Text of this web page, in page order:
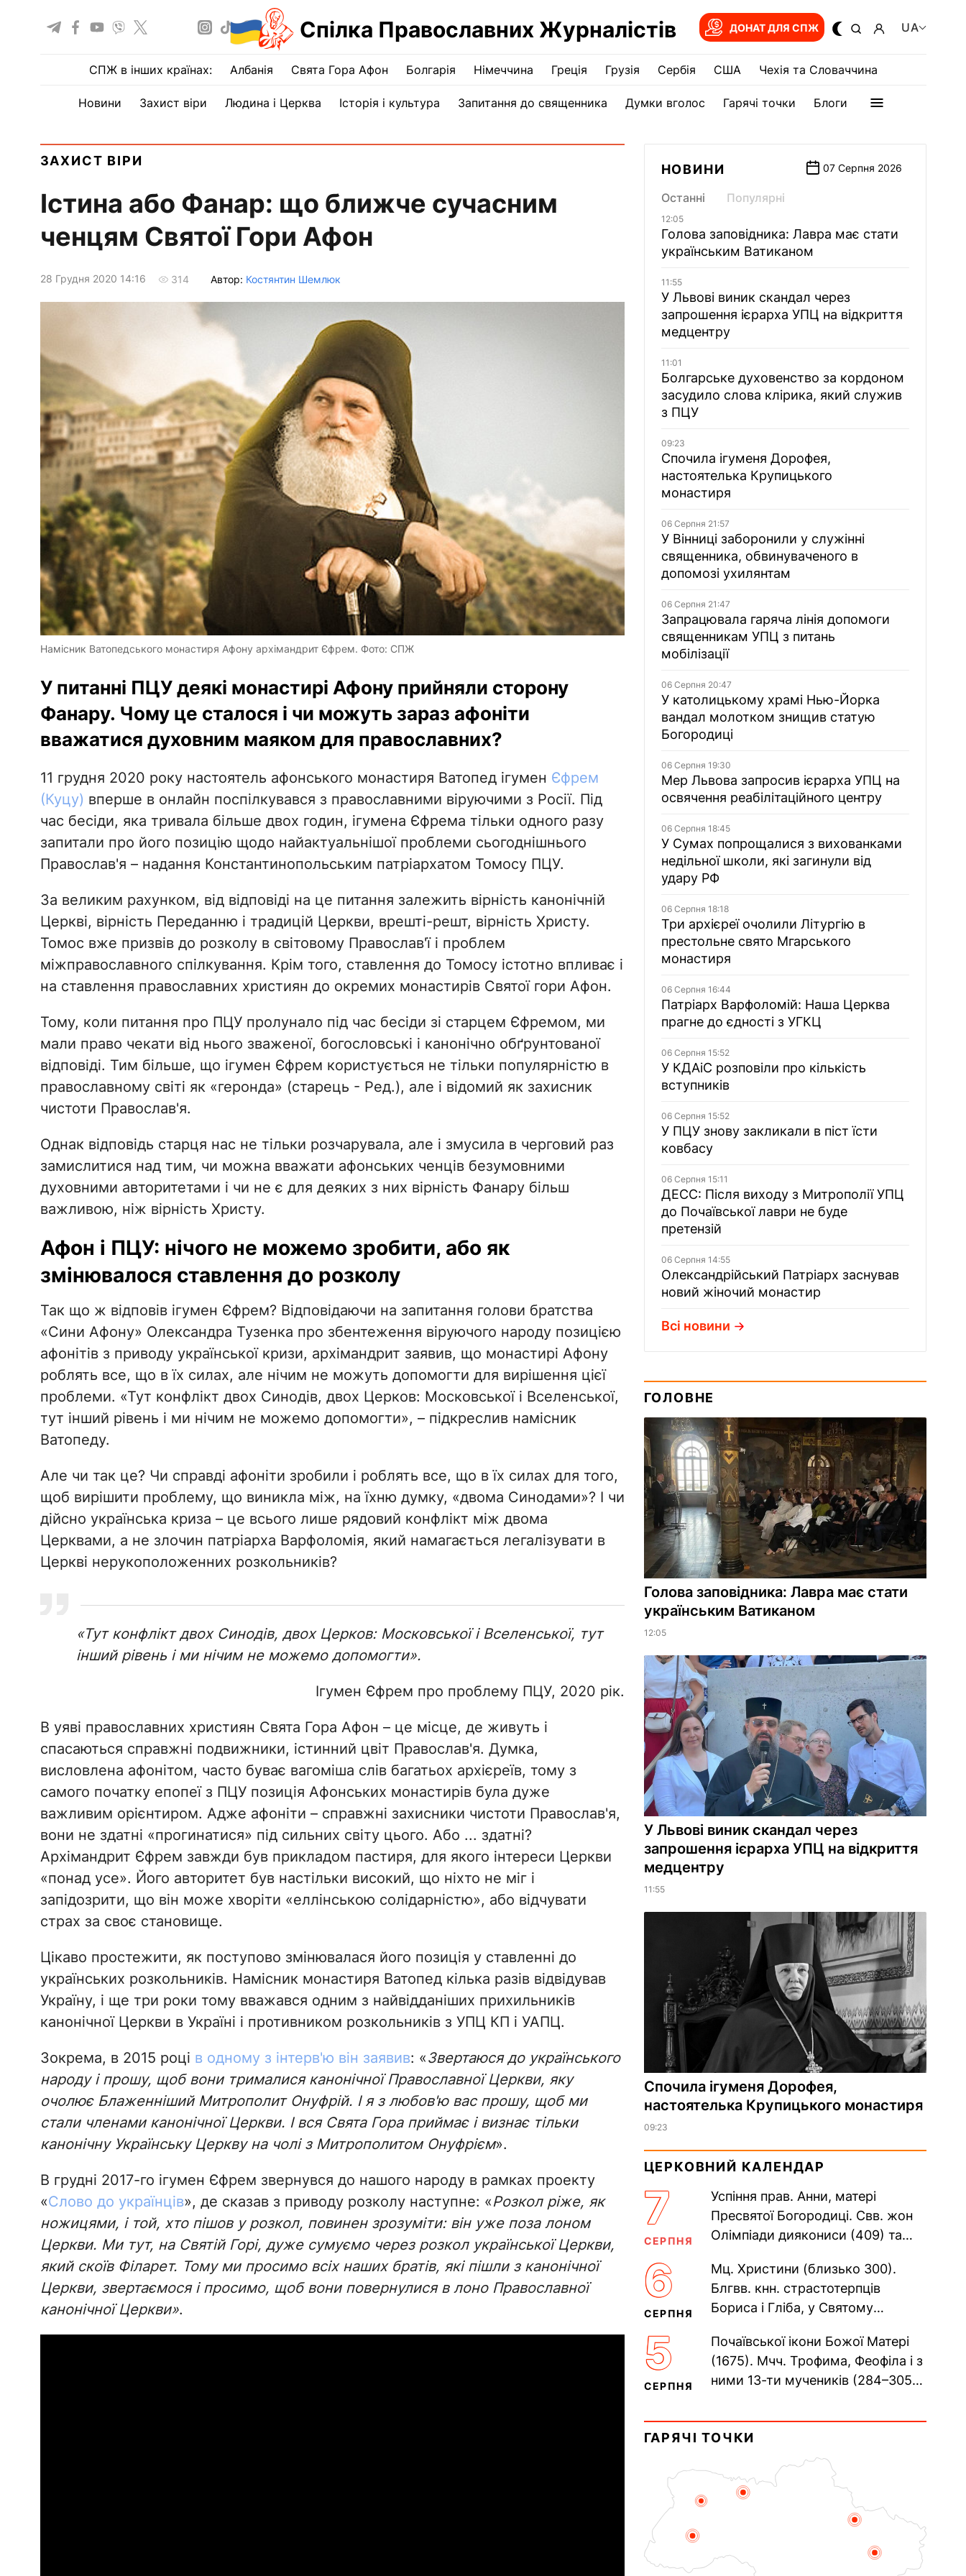
Спілка Православних Журналістів ДОНАТ ДЛЯ СПЖ UA
СПЖ в інших країнах: Албанія Свята Гора Афон Болгарія Німеччина Греція Грузія Сербія США Чехія та Словаччина
Новини Захист віри Людина і Церква Історія і культура Запитання до священника Думки вголос Гарячі точки Блоги
ЗАХИСТ ВІРИ
Істина або Фанар: що ближче сучасним
ченцям Святої Гори Афон
28 Грудня 2020 14:16 314 Автор: Костянтин Шемлюк
Намісник Ватопедського монастиря Афону архімандрит Єфрем. Фото: СПЖ
У питанні ПЦУ деякі монастирі Афону прийняли сторону
Фанару. Чому це сталося і чи можуть зараз афоніти
вважатися духовним маяком для православних?
11 грудня 2020 року настоятель афонського монастиря Ватопед ігумен Єфрем
(Куцу) вперше в онлайн поспілкувався з православними віруючими з Росії. Під
час бесіди, яка тривала більше двох годин, ігумена Єфрема тільки одного разу
запитали про його позицію щодо найактуальнішої проблеми сьогоднішнього
Православ'я – надання Константинопольським патріархатом Томосу ПЦУ.
За великим рахунком, від відповіді на це питання залежить вірність канонічній
Церкві, вірність Переданню і традицій Церкви, врешті-решт, вірність Христу.
Томос вже призвів до розколу в світовому Православ'ї і проблем
міжправославного спілкування. Крім того, ставлення до Томосу істотно впливає і
на ставлення православних християн до окремих монастирів Святої гори Афон.
Тому, коли питання про ПЦУ пролунало під час бесіди зі старцем Єфремом, ми
мали право чекати від нього зваженої, богословські і канонічно обґрунтованої
відповіді. Тим більше, що ігумен Єфрем користується не тільки популярністю в
православному світі як «геронда» (старець - Ред.), але і відомий як захисник
чистоти Православ'я.
Однак відповідь старця нас не тільки розчарувала, але і змусила в черговий раз
замислитися над тим, чи можна вважати афонських ченців безумовними
духовними авторитетами і чи не є для деяких з них вірність Фанару більш
важливою, ніж вірність Христу.
Афон і ПЦУ: нічого не можемо зробити, або як
змінювалося ставлення до розколу
Так що ж відповів ігумен Єфрем? Відповідаючи на запитання голови братства
«Сини Афону» Олександра Тузенка про збентеження віруючого народу позицією
афонітів з приводу української кризи, архімандрит заявив, що монастирі Афону
роблять все, що в їх силах, але нічим не можуть допомогти для вирішення цієї
проблеми. «Тут конфлікт двох Синодів, двох Церков: Московської і Вселенської,
тут інший рівень і ми нічим не можемо допомогти», – підкреслив намісник
Ватопеду.
Але чи так це? Чи справді афоніти зробили і роблять все, що в їх силах для того,
щоб вирішити проблему, що виникла між, на їхню думку, «двома Синодами»? І чи
дійсно українська криза – це всього лише рядовий конфлікт між двома
Церквами, а не злочин патріарха Варфоломія, який намагається легалізувати в
Церкві нерукоположенних розкольників?
«Тут конфлікт двох Синодів, двох Церков: Московської і Вселенської, тут
інший рівень і ми нічим не можемо допомогти».
Ігумен Єфрем про проблему ПЦУ, 2020 рік.
В уяві православних християн Свята Гора Афон – це місце, де живуть і
спасаються справжні подвижники, істинний цвіт Православ'я. Думка,
висловлена афонітом, часто буває вагоміша слів багатьох архієреїв, тому з
самого початку епопеї з ПЦУ позиція Афонських монастирів була дуже
важливим орієнтиром. Адже афоніти – справжні захисники чистоти Православ'я,
вони не здатні «прогинатися» під сильних світу цього. Або ... здатні?
Архімандрит Єфрем завжди був прикладом пастиря, для якого інтереси Церкви
«понад усе». Його авторитет був настільки високий, що ніхто не міг і
запідозрити, що він може хворіти «еллінською солідарністю», або відчувати
страх за своє становище.
Цікаво простежити, як поступово змінювалася його позиція у ставленні до
українських розкольників. Намісник монастиря Ватопед кілька разів відвідував
Україну, і ще три роки тому вважався одним з найвідданіших прихильників
канонічної Церкви в Україні і противником розкольників з УПЦ КП і УАПЦ.
Зокрема, в 2015 році в одному з інтерв'ю він заявив: «Звертаюся до українського
народу і прошу, щоб вони трималися канонічної Православної Церкви, яку
очолює Блаженніший Митрополит Онуфрій. І я з любов'ю вас прошу, щоб ми
стали членами канонічної Церкви. І вся Свята Гора приймає і визнає тільки
канонічну Українську Церкву на чолі з Митрополитом Онуфрієм».
В грудні 2017-го ігумен Єфрем звернувся до нашого народу в рамках проекту
«Слово до українців», де сказав з приводу розколу наступне: «Розкол ріже, як
ножицями, і той, хто пішов у розкол, повинен зрозуміти: він уже поза лоном
Церкви. Ми тут, на Святій Горі, дуже сумуємо через розкол української Церкви,
який скоїв Філарет. Тому ми просимо всіх наших братів, які пішли з канонічної
Церкви, звертаємося і просимо, щоб вони повернулися в лоно Православної
канонічної Церкви».
НОВИНИ 07 Серпня 2026
Останні Популярні
12:05
Голова заповідника: Лавра має стати
українським Ватиканом
11:55
У Львові виник скандал через
запрошення ієрарха УПЦ на відкриття
медцентру
11:01
Болгарське духовенство за кордоном
засудило слова клірика, який служив
з ПЦУ
09:23
Спочила ігуменя Дорофея,
настоятелька Крупицького
монастиря
06 Серпня 21:57
У Вінниці заборонили у служінні
священника, обвинуваченого в
допомозі ухилянтам
06 Серпня 21:47
Запрацювала гаряча лінія допомоги
священникам УПЦ з питань
мобілізації
06 Серпня 20:47
У католицькому храмі Нью-Йорка
вандал молотком знищив статую
Богородиці
06 Серпня 19:30
Мер Львова запросив ієрарха УПЦ на
освячення реабілітаційного центру
06 Серпня 18:45
У Сумах попрощалися з вихованками
недільної школи, які загинули від
удару РФ
06 Серпня 18:18
Три архієреї очолили Літургію в
престольне свято Мгарського
монастиря
06 Серпня 16:44
Патріарх Варфоломій: Наша Церква
прагне до єдності з УГКЦ
06 Серпня 15:52
У КДАіС розповіли про кількість
вступників
06 Серпня 15:52
У ПЦУ знову закликали в піст їсти
ковбасу
06 Серпня 15:11
ДЕСС: Після виходу з Митрополії УПЦ
до Почаївської лаври не буде
претензій
06 Серпня 14:55
Олександрійський Патріарх заснував
новий жіночий монастир
Всі новини
ГОЛОВНЕ
Голова заповідника: Лавра має стати
українським Ватиканом
12:05
У Львові виник скандал через
запрошення ієрарха УПЦ на відкриття
медцентру
11:55
Спочила ігуменя Дорофея,
настоятелька Крупицького монастиря
09:23
ЦЕРКОВНИЙ КАЛЕНДАР
7
СЕРПНЯ
Успіння прав. Анни, матері
Пресвятої Богородиці. Свв. жон
Олімпіади диякониси (409) та
Пам’ять V Вселенського...
6
СЕРПНЯ
Мц. Христини (близько 300).
Блгвв. кнн. страстотерпців
Бориса і Гліба, у Святому
Прп. Полікарпа, архімандрита...
5
СЕРПНЯ
Почаївської ікони Божої Матері
(1675). Мчч. Трофима, Феофіла і з
ними 13-ти мучеників (284–305).
Равенійського (близько 75)....
ГАРЯЧІ ТОЧКИ